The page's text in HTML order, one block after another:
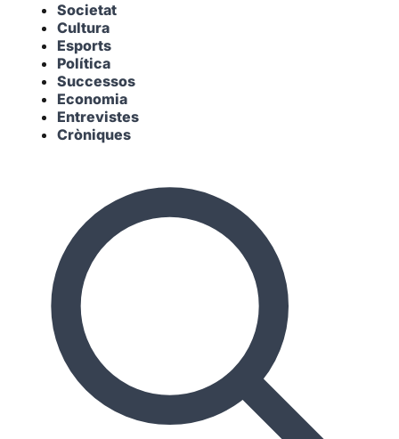
Societat
Cultura
Esports
Política
Successos
Economia
Entrevistes
Cròniques